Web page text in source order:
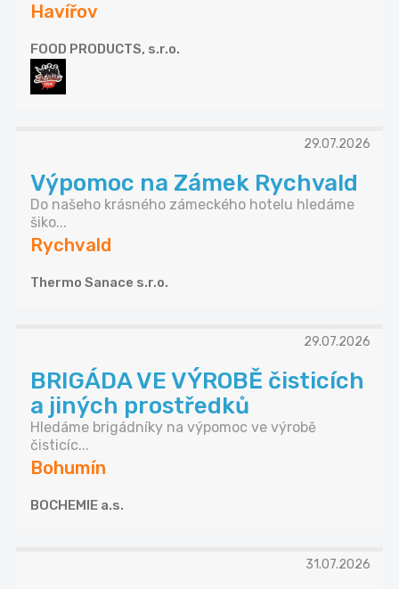
Havířov
FOOD PRODUCTS, s.r.o.
29.07.2026
Výpomoc na Zámek Rychvald
Do našeho krásného zámeckého hotelu hledáme
šiko...
Rychvald
Thermo Sanace s.r.o.
29.07.2026
BRIGÁDA VE VÝROBĚ čisticích
a jiných prostředků
Hledáme brigádníky na výpomoc ve výrobě
čisticíc...
Bohumín
BOCHEMIE a.s.
31.07.2026